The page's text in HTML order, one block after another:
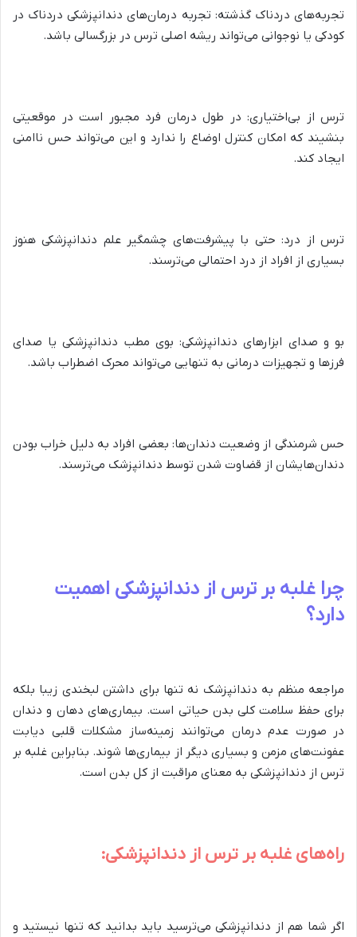
تجربه‌های دردناک گذشته: تجربه درمان‌های دندانپزشکی دردناک در
کودکی یا نوجوانی می‌تواند ریشه اصلی ترس در بزرگسالی باشد.
ترس از بی‌اختیاری: در طول درمان فرد مجبور است در موقعیتی
بنشیند که امکان کنترل اوضاع را ندارد و این می‌تواند حس ناامنی
ایجاد کند.
ترس از درد: حتی با پیشرفت‌های چشمگیر علم دندانپزشکی هنوز
بسیاری از افراد از درد احتمالی می‌ترسند.
بو و صدای ابزارهای دندانپزشکی: بوی مطب دندانپزشکی یا صدای
فرزها و تجهیزات درمانی به تنهایی می‌تواند محرک اضطراب باشد.
حس شرمندگی از وضعیت دندان‌ها: بعضی افراد به دلیل خراب بودن
دندان‌هایشان از قضاوت شدن توسط دندانپزشک می‌ترسند.
چرا غلبه بر ترس از دندانپزشکی اهمیت
دارد؟
مراجعه منظم به دندانپزشک نه تنها برای داشتن لبخندی زیبا بلکه
برای حفظ سلامت کلی بدن حیاتی است. بیماری‌های دهان و دندان
در صورت عدم درمان می‌توانند زمینه‌ساز مشکلات قلبی دیابت
عفونت‌های مزمن و بسیاری دیگر از بیماری‌ها شوند. بنابراین غلبه بر
ترس از دندانپزشکی به معنای مراقبت از کل بدن است.
راه‌های غلبه بر ترس از دندانپزشکی:
اگر شما هم از دندانپزشکی می‌ترسید باید بدانید که تنها نیستید و